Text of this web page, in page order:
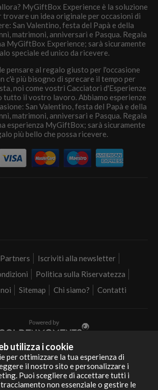
MyGiftBox Experience è la soluzione
trovare un idea originale per occasioni di
San Valentino, festa del Papà e della
matrimoni, anniversari e Pasqua. Regala
MyGiftBox Experience; sarà sicuramente
speciale ed unico da ricevere.
pensare al regalo giusto per l'occasione
c'è più bisogno di sprecare il tempo per
noi come vostri Cacciatori d'Esperienze
tutto il vostro lavoro. Abbiamo esperienze
San Valentino, festa del Papà e della
matrimoni, anniversari e Pasqua. Regala
esperienza MyGiftBox; sarà sicuramente
più bello che possa ricevere.
Iscriviti alla newsletter
Politica sulla Riservatezza
Sitemap Chi siamo? Contatti
i tuoi sogni in tutta Italia
utilizza i cookie
per ottimizzare la tua esperienza di
il nostro sito e personalizzare i
Puoi scegliere di accettare tutti i
non essenziale o gestire le